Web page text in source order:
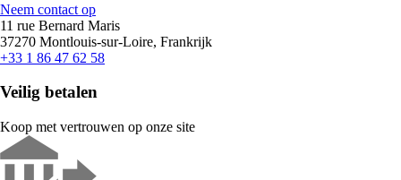
Neem contact op
11 rue Bernard Maris
37270 Montlouis-sur-Loire, Frankrijk
+33 1 86 47 62 58
Veilig betalen
Koop met vertrouwen op onze site